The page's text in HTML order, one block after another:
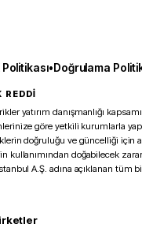
•Doğrulama
REDDİ
yatırım danışmanlığı
göre yetkili kurumlarla
doğruluğu ve güncelliği için
kullanımından doğabilecek
A.Ş. adına açıklanan tüm